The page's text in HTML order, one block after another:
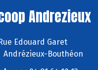
Andrezieux
Edouard Garet
Andrézieux-Bouthéon